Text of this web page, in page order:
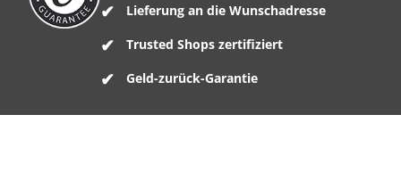
Lieferung an die Wunschadresse
Trusted Shops zertifiziert
Geld-zurück-Garantie